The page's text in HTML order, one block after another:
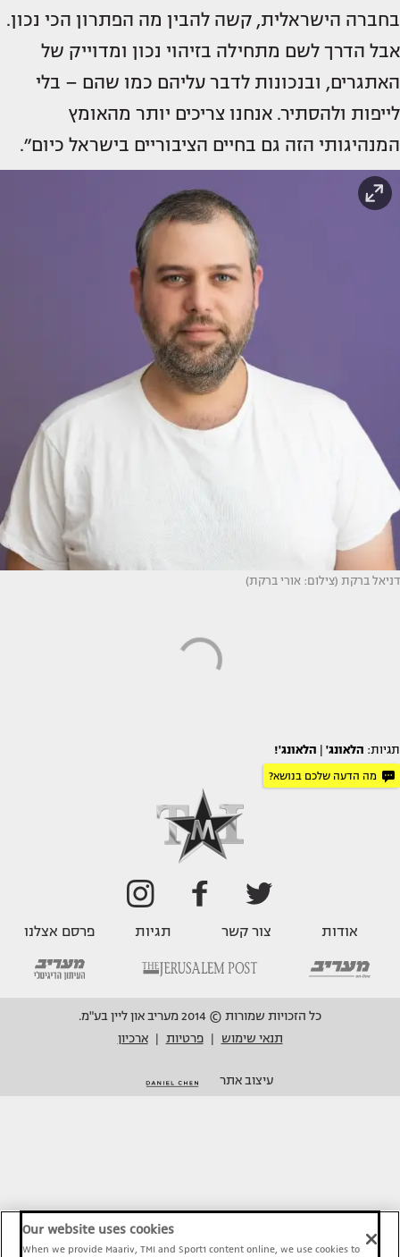
בחברה הישראלית, קשה להבין מה הפתרון הכי נכון.
אבל הדרך לשם מתחילה בזיהוי נכון ומדוייק של
האתגרים, ובנכונות לדבר עליהם כמו שהם – בלי
לייפות ולהסתיר. אנחנו צריכים יותר מהאומץ
המנהיגותי הזה גם בחיים הציבוריים בישראל כיום״.
דניאל ברקת (צילום: אורי ברקת)
תגיות: הלאונג' הלאונג'!
מה הדעה שלכם בנושא?
אודות צור קשר תגיות פרסם אצלנו
כל הזכויות שמורות © 2014 מעריב און ליין בע"מ.
תנאי שימוש
פרטיות ארכיון
עיצוב אתר
Our website uses cookies
When we provide Maariv, TMI and Sport1 content online, we use cookies to